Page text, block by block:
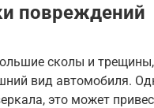
повреждений
сколы и трещины,
вид автомобиля.
это может